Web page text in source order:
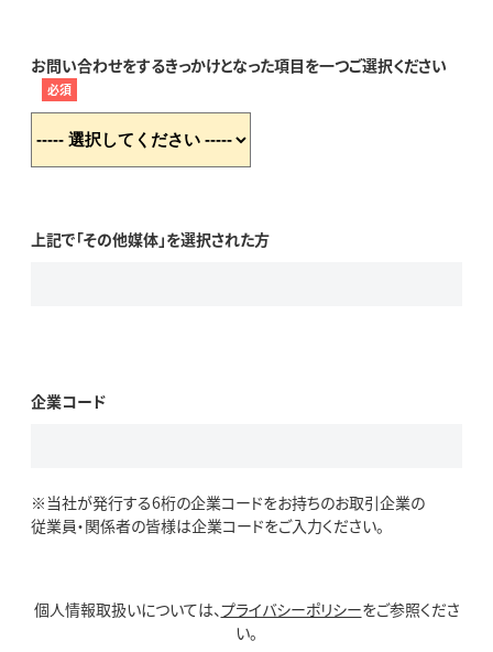
お問い合わせをするきっかけとなった項目を一つご選択ください
必須
上記で「その他媒体」を選択された方
企業コード
※当社が発行する6桁の企業コードをお持ちのお取引企業の
従業員・関係者の皆様は企業コードをご入力ください。
個人情報取扱いについては、プライバシーポリシーをご参照くださ
い。